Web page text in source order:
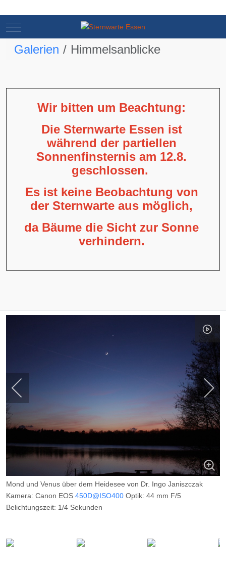
Mobile Menu Toggle
Galerien Himmelsanblicke
Wir bitten um Beachtung:
Die Sternwarte Essen ist
während der partiellen
Sonnenfinsternis am 12.8.
geschlossen.
Es ist keine Beobachtung von
der Sternwarte aus möglich,
da Bäume die Sicht zur Sonne
verhindern.
Mond und Venus über dem Heidesee von Dr. Ingo Janiszczak
Kamera: Canon EOS 450D@ISO400 Optik: 44 mm F/5
Belichtungszeit: 1/4 Sekunden
Datum: 22.03.2014